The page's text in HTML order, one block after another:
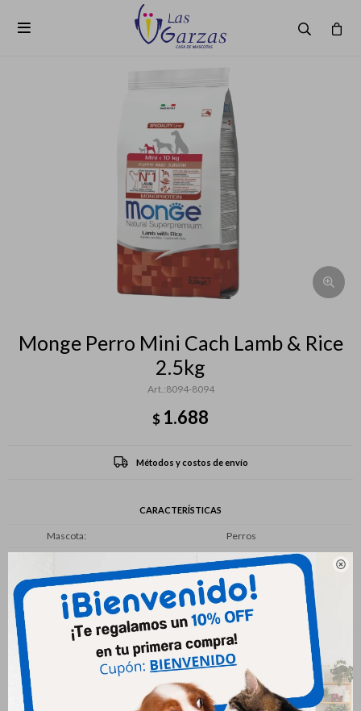


Monge Perro Mini Cach Lamb & Rice
2.5kg
8094-8094
$ 1.688
Métodos y costos de envío
CARACTERÍSTICAS
Mascota Perros
Productos que te pueden interesar